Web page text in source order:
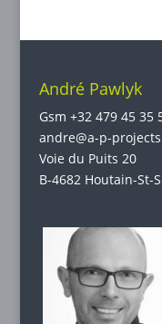
André Pawlyk
Gsm +32 479 45 35
andre@a-p-
Voie du Puits 20
B-4682 Houtain-St-